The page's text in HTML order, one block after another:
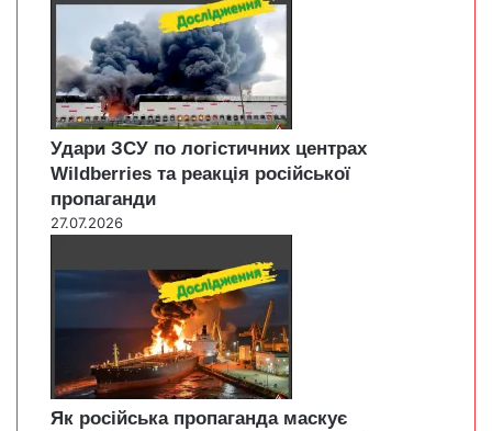
Удари ЗСУ по логістичних центрах
Wildberries та реакція російської
пропаганди
27.07.2026
Як російська пропаганда маскує